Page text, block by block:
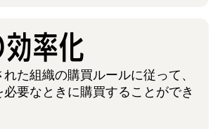
率化
た組織の購買ルールに従って、
要なときに購買することができ